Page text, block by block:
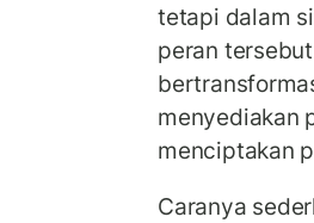
tetapi dalam
peran
menyediakan
menciptakan
Caranya